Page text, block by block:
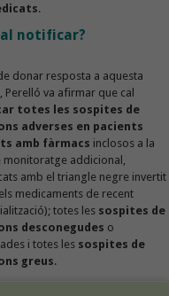
.
notificar?
donar resposta a aquesta
Perelló va afirmar que cal
totes les sospites de
adverses en pacients
amb fàrmacs inclosos a la
monitoratge addicional,
amb el triangle negre invertit
medicaments de recent
totes les sospites de
desconegudes o
i totes les sospites de
greus.